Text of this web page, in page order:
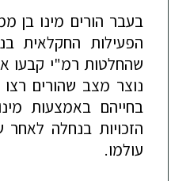
בעבר הורים מינו בן
הפעילות החקלאית
שהחלטות רמ"י קבעו
נוצר מצב שהורים
בחייהם באמצעות
הזכויות בנחלה לאחר
עולמו.